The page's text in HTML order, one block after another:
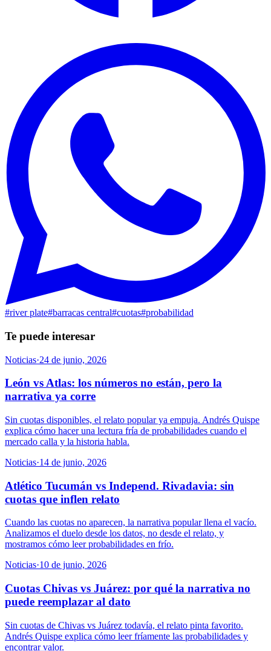
#river plate#barracas central#cuotas#probabilidad
Te puede interesar
Noticias·24 de junio, 2026
León vs Atlas: los números no están, pero la
narrativa ya corre
Sin cuotas disponibles, el relato popular ya empuja. Andrés Quispe
explica cómo hacer una lectura fría de probabilidades cuando el
mercado calla y la historia habla.
Noticias·14 de junio, 2026
Atlético Tucumán vs Independ. Rivadavia: sin
cuotas que inflen relato
Cuando las cuotas no aparecen, la narrativa popular llena el vacío.
Analizamos el duelo desde los datos, no desde el relato, y
mostramos cómo leer probabilidades en frío.
Noticias·10 de junio, 2026
Cuotas Chivas vs Juárez: por qué la narrativa no
puede reemplazar al dato
Sin cuotas de Chivas vs Juárez todavía, el relato pinta favorito.
Andrés Quispe explica cómo leer fríamente las probabilidades y
encontrar valor.